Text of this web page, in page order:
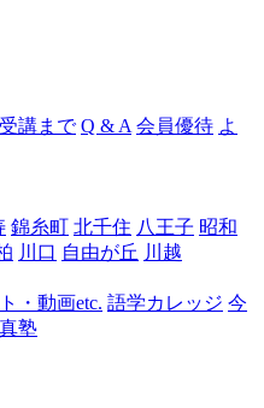
講まで Q & A 会員優待 よ
錦糸町 北千住 八王子 昭和
川口 自由が丘 川越
・動画etc. 語学カレッジ 今
塾